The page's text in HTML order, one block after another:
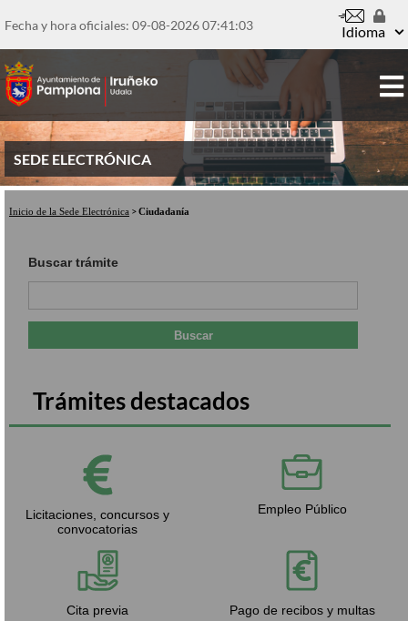
al
principal
Fecha y hora oficiales: 09-08-202607:41:04 Idioma
SEDE ELECTRÓNICA
Inicio de la Sede Electrónica Ciudadanía
Buscar trámite
Trámites destacados
Licitaciones, concursos y
convocatorias
Empleo Público
Cita previa Pago de recibos y multas